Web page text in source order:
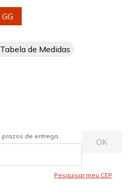
GG
Tabela de Medidas